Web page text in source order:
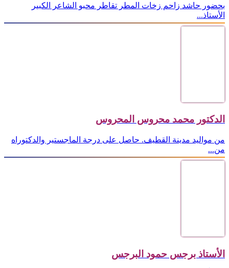
بحضور حاشد زاحم زخات المطر تقاطر محبو الشاعر الكبير
الأستاذ...
الدكتور محمد محروس المحروس
من مواليد مدينة القطيف. حاصل على درجة الماجستير والدكتوراه
من...
الأستاذ برجس حمود البرجس